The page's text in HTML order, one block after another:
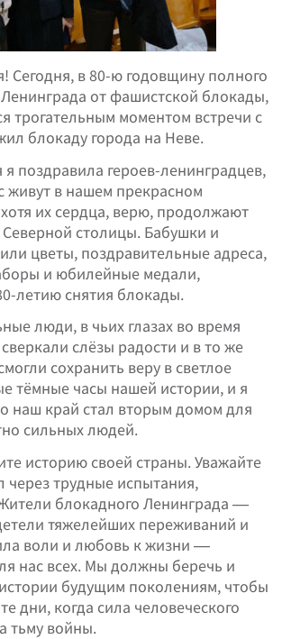
Сегодня, в 80-ю годовщину полного
от фашистской блокады,
трогательным моментом встречи с
блокаду города на Неве.
поздравила героев-ленинградцев,
живут в нашем прекрасном
их сердца, верю, продолжают
Северной столицы. Бабушки и
цветы, поздравительные адреса,
и юбилейные медали,
летию снятия блокады.
люди, в чьих глазах во время
слёзы радости и в то же
сохранить веру в светлое
тёмные часы нашей истории, и я
наш край стал вторым домом для
сильных людей.
историю своей страны. Уважайте
через трудные испытания,
блокадного Ленинграда —
тяжелейших переживаний и
воли и любовь к жизни —
нас всех. Мы должны беречь и
будущим поколениям, чтобы
дни, когда сила человеческого
тьму войны.